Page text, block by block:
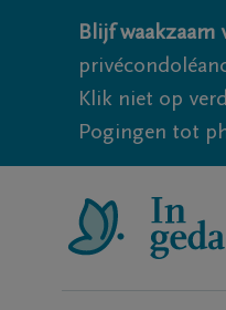
Blijf
Klik niet op
Pogingen tot